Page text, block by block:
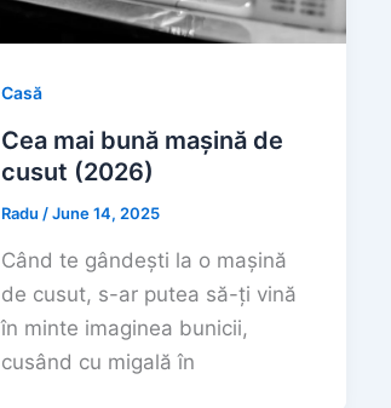
Casă
Cea mai bună mașină de
cusut (2026)
Radu /June 14, 2025
Când te gândești la o mașină
de cusut, s-ar putea să-ți vină
în minte imaginea bunicii,
cusând cu migală în